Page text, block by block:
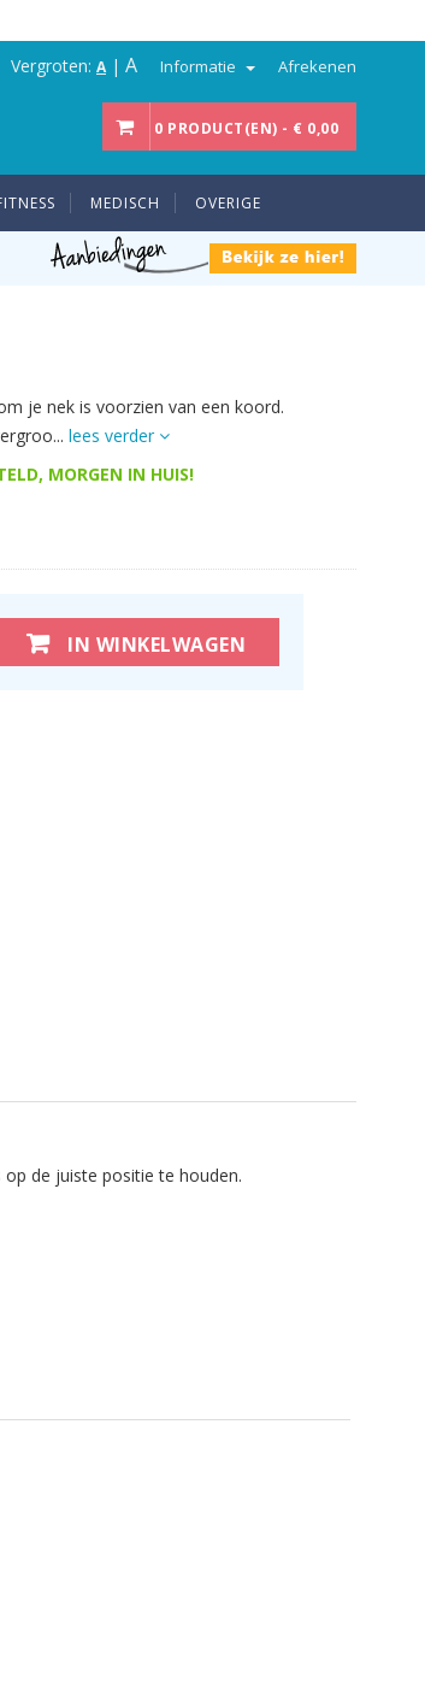
Vergroten: A| A Informatie Afrekenen
0 PRODUCT(EN) - € 0,00
MEDISCH OVERIGE
je nek is voorzien van een koord.
lees verder
MORGEN IN HUIS!
IN WINKELWAGEN
de juiste positie te houden.